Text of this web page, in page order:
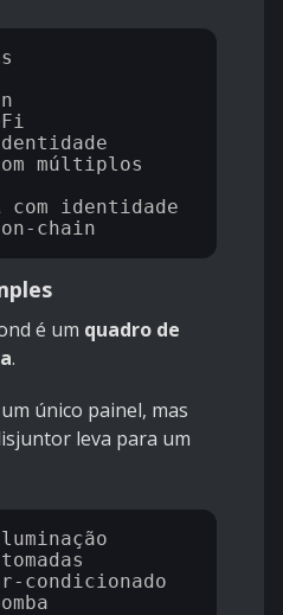
múltiplos
com identidade
é um quadro de
.
único painel, mas
leva para um
condicionado